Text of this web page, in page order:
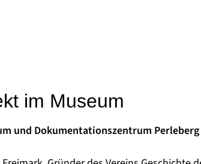
im Museum
und Dokumentationszentrum Perleberg